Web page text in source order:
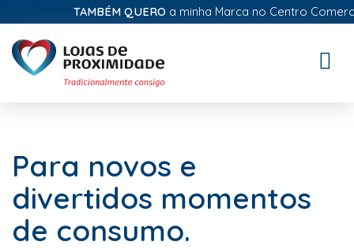
TAMBÉM QUEROa minha Marca no Centro Comercial
Para novos e
divertidos momentos
de consumo.